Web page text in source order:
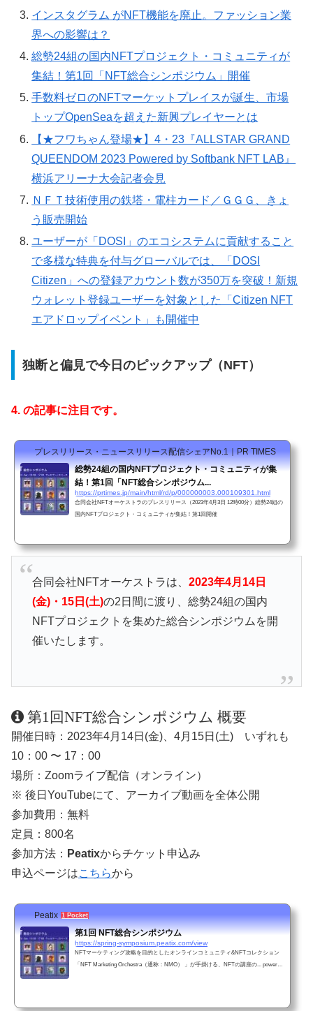
インスタグラム がNFT機能を廃止。ファッション業
界への影響は？
総勢24組の国内NFTプロジェクト・コミュニティが
集結！第1回「NFT総合シンポジウム」開催
手数料ゼロのNFTマーケットプレイスが誕生、市場
トップOpenSeaを超えた新興プレイヤーとは
【★フワちゃん登場★】4・23『ALLSTAR GRAND
QUEENDOM 2023 Powered by Softbank NFT LAB』
横浜アリーナ大会記者会見
ＮＦＴ技術使用の鉄塔・電柱カード／ＧＧＧ、きょ
う販売開始
ユーザーが「DOSI」のエコシステムに貢献すること
で多様な特典を付与グローバルでは、「DOSI
Citizen」への登録アカウント数が350万を突破！新規
ウォレット登録ユーザーを対象とした「Citizen NFT
エアドロップイベント」も開催中
独断と偏見で今日のピックアップ（NFT）
4. の記事に注目です。
プレスリリース・ニュースリリース配信シェアNo.1｜PR TIMES
総勢24組の国内NFTプロジェクト・コミュニティが集
結！第1回「NFT総合シンポジウム...
https://prtimes.jp/main/html/rd/p/000000003.000109301.html
合同会社NFTオーケストラのプレスリリース（2023年4月3日 12時00分）総勢24組の
国内NFTプロジェクト・コミュニティが集結！第1回開催
合同会社NFTオーケストラは、 2023年4月14日
(金)・15日(土)の2日間に渡り、総勢24組の国内
NFTプロジェクトを集めた総合シンポジウムを開
催いたします。
第1回NFT総合シンポジウム 概要
開催日時：2023年4月14日(金)、4月15日(土) いずれも
10：00 〜 17：00
場所：Zoomライブ配信（オンライン）
※ 後日YouTubeにて、アーカイブ動画を全体公開
参加費用：無料
定員：800名
参加方法： Peatixからチケット申込み
申込ページはこちらから
Peatix 1 Pocket
第1回 NFT総合シンポジウム
https://spring-symposium.peatix.com/view
NFTマーケティング攻略を目的としたオンラインコミュニティ&NFTコレクション
「NFT Marketing Orchestra（通称：NMO） 」が手掛ける、NFTの講座の... powered